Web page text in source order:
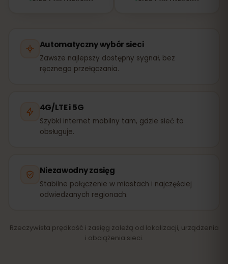
Automatyczny wybór sieci
Zawsze najlepszy dostępny sygnał, bez
ręcznego przełączania.
4G/LTE i 5G
Szybki internet mobilny tam, gdzie sieć to
obsługuje.
Niezawodny zasięg
Stabilne połączenie w miastach i najczęściej
odwiedzanych regionach.
Rzeczywista prędkość i zasięg zależą od lokalizacji, urządzenia
i obciążenia sieci.